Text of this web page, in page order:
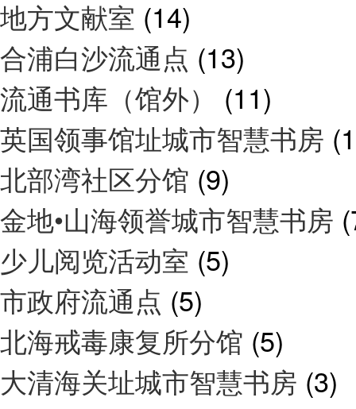
地方文献室 (14)
合浦白沙流通点 (13)
流通书库（馆外） (11)
英国领事馆址城市智慧书房
北部湾社区分馆 (9)
金地•山海领誉城市智慧书房
少儿阅览活动室 (5)
市政府流通点 (5)
北海戒毒康复所分馆 (5)
大清海关址城市智慧书房 (3)